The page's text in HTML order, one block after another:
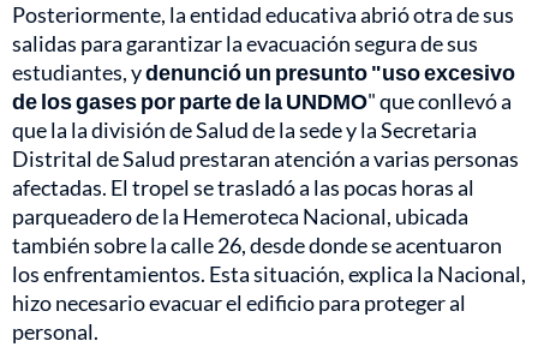
Posteriormente, la entidad educativa abrió otra de sus
salidas para garantizar la evacuación segura de sus
estudiantes, ydenunció un presunto "uso excesivo
de los gases por parte de la UNDMO" que conllevó a
que la la división de Salud de la sede y la Secretaria
Distrital de Salud prestaran atención a varias personas
afectadas. El tropel se trasladó a las pocas horas al
parqueadero de la Hemeroteca Nacional, ubicada
también sobre la calle 26, desde donde se acentuaron
los enfrentamientos. Esta situación, explica la Nacional,
hizo necesario evacuar el edificio para proteger al
personal.